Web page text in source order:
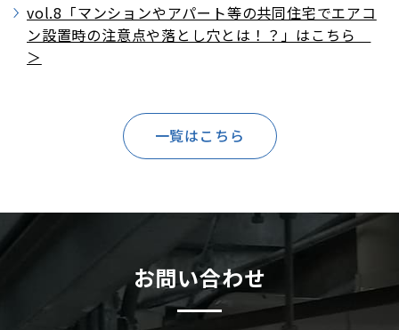
vol.8「マンションやアパート等の共同住宅でエアコ
ン設置時の注意点や落とし穴とは！？」はこちら
＞
一覧はこちら
お問い合わせ